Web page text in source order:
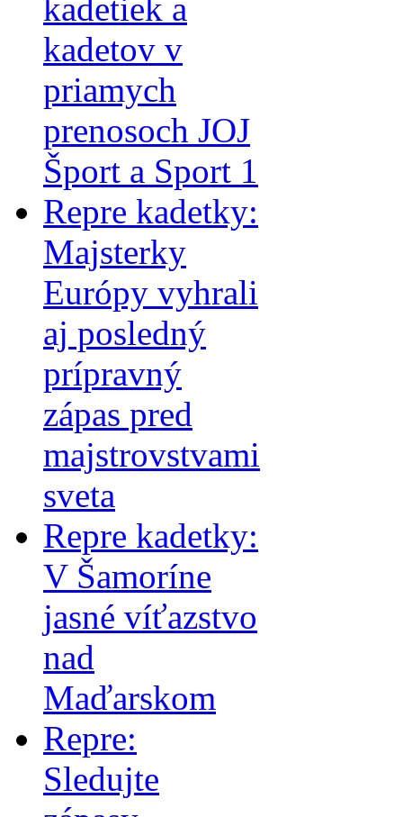
kadetiek a
kadetov v
priamych
prenosoch JOJ
Šport a Sport 1
Repre kadetky:
Majsterky
Európy vyhrali
aj posledný
prípravný
zápas pred
majstrovstvami
sveta
Repre kadetky:
V Šamoríne
jasné víťazstvo
nad
Maďarskom
Repre:
Sledujte